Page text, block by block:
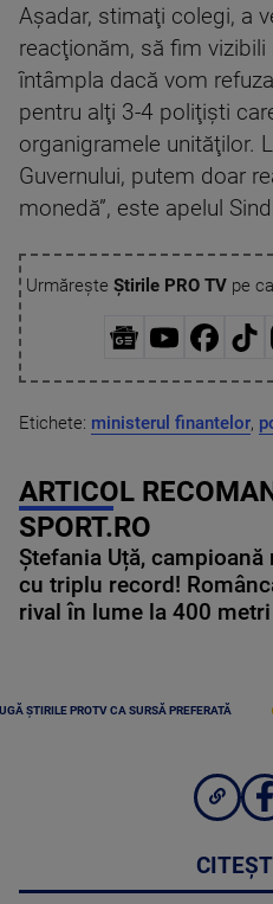
Aşadar, stimaţi colegi, a
reacţionăm, să fim
întâmpla dacă vom
pentru alţi 3-4 poliţişti
organigramele unităţilor.
Guvernului, putem doar
monedă”, este apelul
Urmărește Știrile PRO TVpe
Etichete: ministerul finantelor,
ARTICOL
SPORT.RO
Ștefania Uță, campioană
cu triplu record!
rival în lume la 400
ȘTIRILE PROTV CA SURSĂ PREFERATĂ